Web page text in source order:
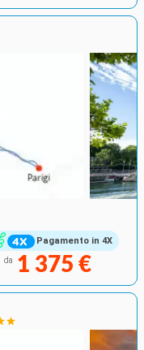
Pagamento in 4X
da 1 375 €